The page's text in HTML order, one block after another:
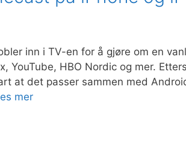
inn i TV-en for å gjøre om en
YouTube, HBO Nordic og mer.
at det passer sammen med
mer